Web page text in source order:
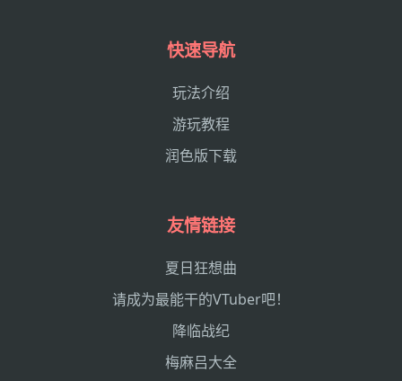
快速导航
玩法介绍
游玩教程
润色版下载
友情链接
夏日狂想曲
请成为最能干的VTuber吧！
降临战纪
梅麻吕大全